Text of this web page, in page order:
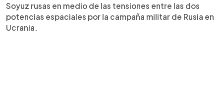
Soyuz rusas en medio de las tensiones entre las dos
potencias espaciales por la campaña militar de Rusia en
Ucrania.